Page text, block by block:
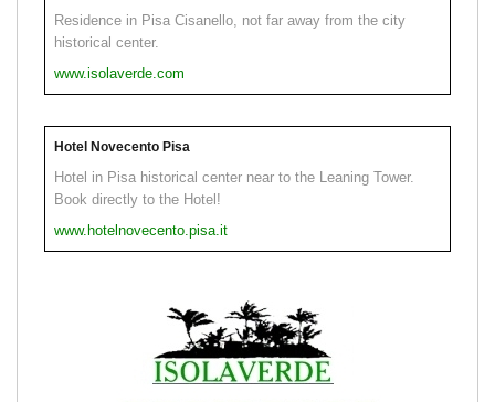
Residence in Pisa Cisanello, not far away from the city
historical center.
www.isolaverde.com
Hotel Novecento Pisa
Hotel in Pisa historical center near to the Leaning Tower.
Book directly to the Hotel!
www.hotelnovecento.pisa.it